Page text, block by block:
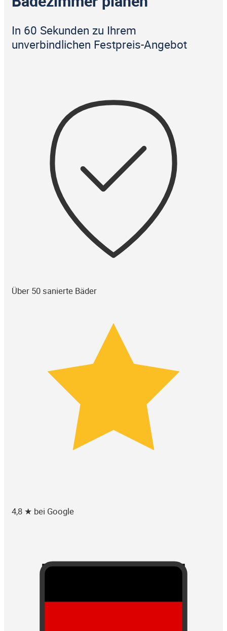
In 60 Sekunden zu Ihrem
unverbindlichen Festpreis-Angebot
Über 50 sanierte Bäder
4,8 ★ bei Google